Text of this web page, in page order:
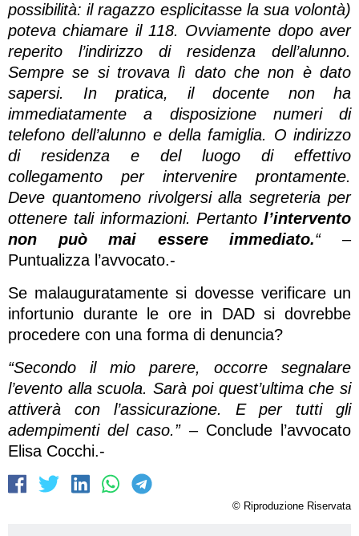
possibilità: il ragazzo esplicitasse la sua volontà)
poteva chiamare il 118. Ovviamente dopo aver
reperito l’indirizzo di residenza dell’alunno.
Sempre se si trovava lì dato che non è dato
sapersi. In pratica, il docente non ha
immediatamente a disposizione numeri di
telefono dell’alunno e della famiglia. O indirizzo
di residenza e del luogo di effettivo
collegamento per intervenire prontamente.
Deve quantomeno rivolgersi alla segreteria per
ottenere tali informazioni. Pertanto l’intervento
non può mai essere immediato.“–
Puntualizza l’avvocato.-
Se malauguratamente si dovesse verificare un
infortunio durante le ore in DAD si dovrebbe
procedere con una forma di denuncia?
“Secondo il mio parere, occorre segnalare
l’evento alla scuola. Sarà poi quest’ultima che si
attiverà con l’assicurazione. E per tutti gli
adempimenti del caso.”– Conclude l’avvocato
Elisa Cocchi.-
© Riproduzione Riservata